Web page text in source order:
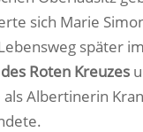
sich Marie
später im
Roten Kreuzes
Albertinerin